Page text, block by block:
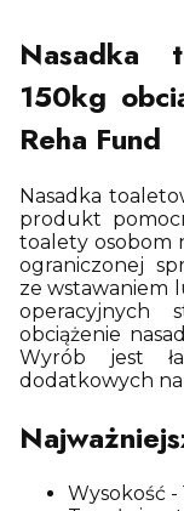
Nasadka
150kg
Reha Fund
Nasadka
produkt
toalety osobom
ograniczonej
ze wstawaniem
operacyjnych
obciążenie
Wyrób jest
dodatkowych
Wysokość -